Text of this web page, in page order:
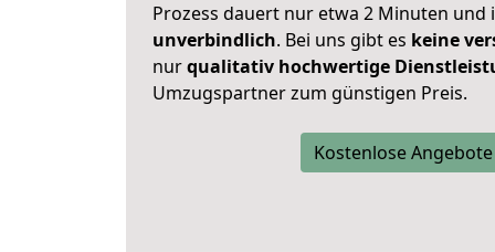
Prozess dauert nur etwa 2 Minuten und
unverbindlich. Bei uns gibt es keine
nurqualitativ hochwertige
Umzugspartner zum günstigen Preis.
Kostenlose